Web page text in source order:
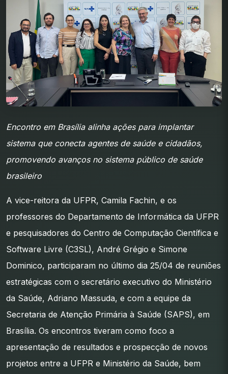
Encontro em Brasília alinha ações para implantar
sistema que conecta agentes de saúde e cidadãos,
promovendo avanços no sistema público de saúde
brasileiro
A vice-reitora da UFPR, Camila Fachin, e os
professores do Departamento de Informática da UFPR
e pesquisadores do Centro de Computação Científica e
Software Livre (C3SL), André Grégio e Simone
Dominico, participaram no último dia 25/04 de reuniões
estratégicas com o secretário executivo do Ministério
da Saúde, Adriano Massuda, e com a equipe da
Secretaria de Atenção Primária à Saúde (SAPS), em
Brasília. Os encontros tiveram como foco a
apresentação de resultados e prospecção de novos
projetos entre a UFPR e Ministério da Saúde, bem